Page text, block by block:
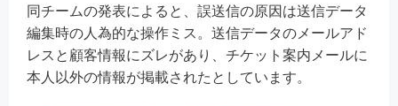
同チームの発表によると、誤送信の原因は送信データ
編集時の人為的な操作ミス。送信データのメールアド
レスと顧客情報にズレがあり、チケット案内メールに
本人以外の情報が掲載されたとしています。